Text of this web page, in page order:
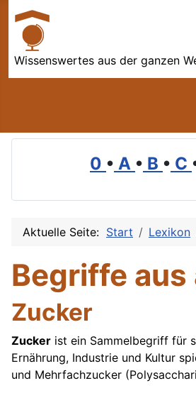
Wissenswertes aus der ganzen
0 • A • B • C
Aktuelle Seite: Start Lexikon
Begriffe aus
Zucker
Zucker ist ein Sammelbegriff für
Ernährung, Industrie und Kultur
und Mehrfachzucker